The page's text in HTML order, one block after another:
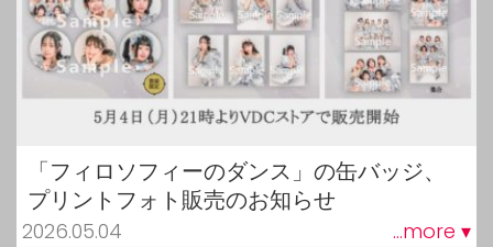
「フィロソフィーのダンス」の缶バッジ、
プリントフォト販売のお知らせ
2026.05.04 ...more ▾